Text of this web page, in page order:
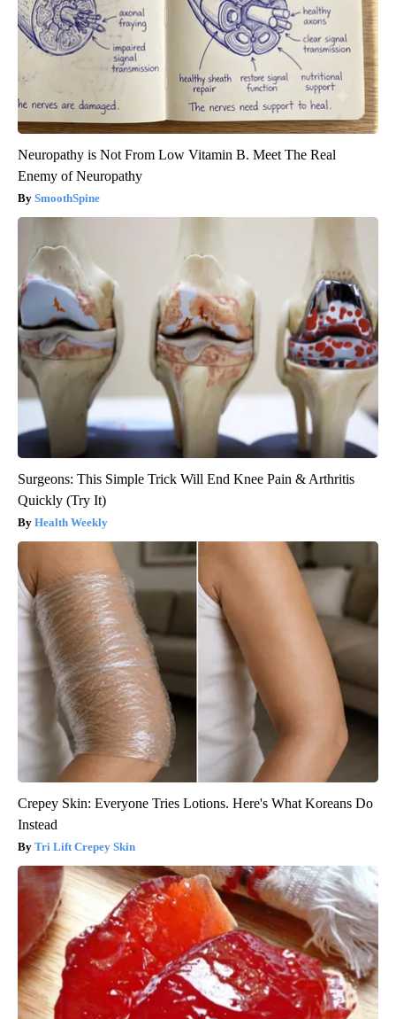
Neuropathy is Not From Low Vitamin B. Meet The Real
Enemy of Neuropathy
SmoothSpine
Surgeons: This Simple Trick Will End Knee Pain & Arthritis
Quickly (Try It)
Health Weekly
Crepey Skin: Everyone Tries Lotions. Here's What Koreans Do
Instead
Tri Lift Crepey Skin